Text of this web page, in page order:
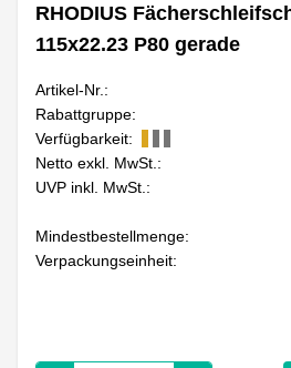
RHODIUS
115x22.23 P80 gerade
Artikel-Nr.:
Rabattgruppe:
Verfügbarkeit:
Netto exkl. MwSt.:
UVP inkl. MwSt.:
Mindestbestellmenge:
Verpackungseinheit: